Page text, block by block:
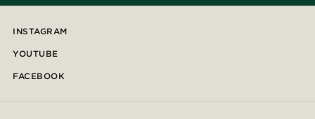
INSTAGRAM
YOUTUBE
FACEBOOK